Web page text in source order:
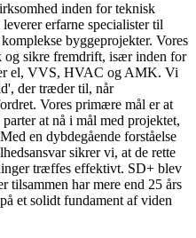
inden for teknisk
erfarne specialister til
byggeprojekter. Vores
og sikre fremdrift, især inden for
el, VVS, HVAC og AMK. Vi
der træder til, når
Vores primære mål er at
at nå i mål med projektet,
en dybdegående forståelse
sikrer vi, at de rette
træffes effektivt. SD+ blev
tilsammen har mere end 25 års
et solidt fundament af viden